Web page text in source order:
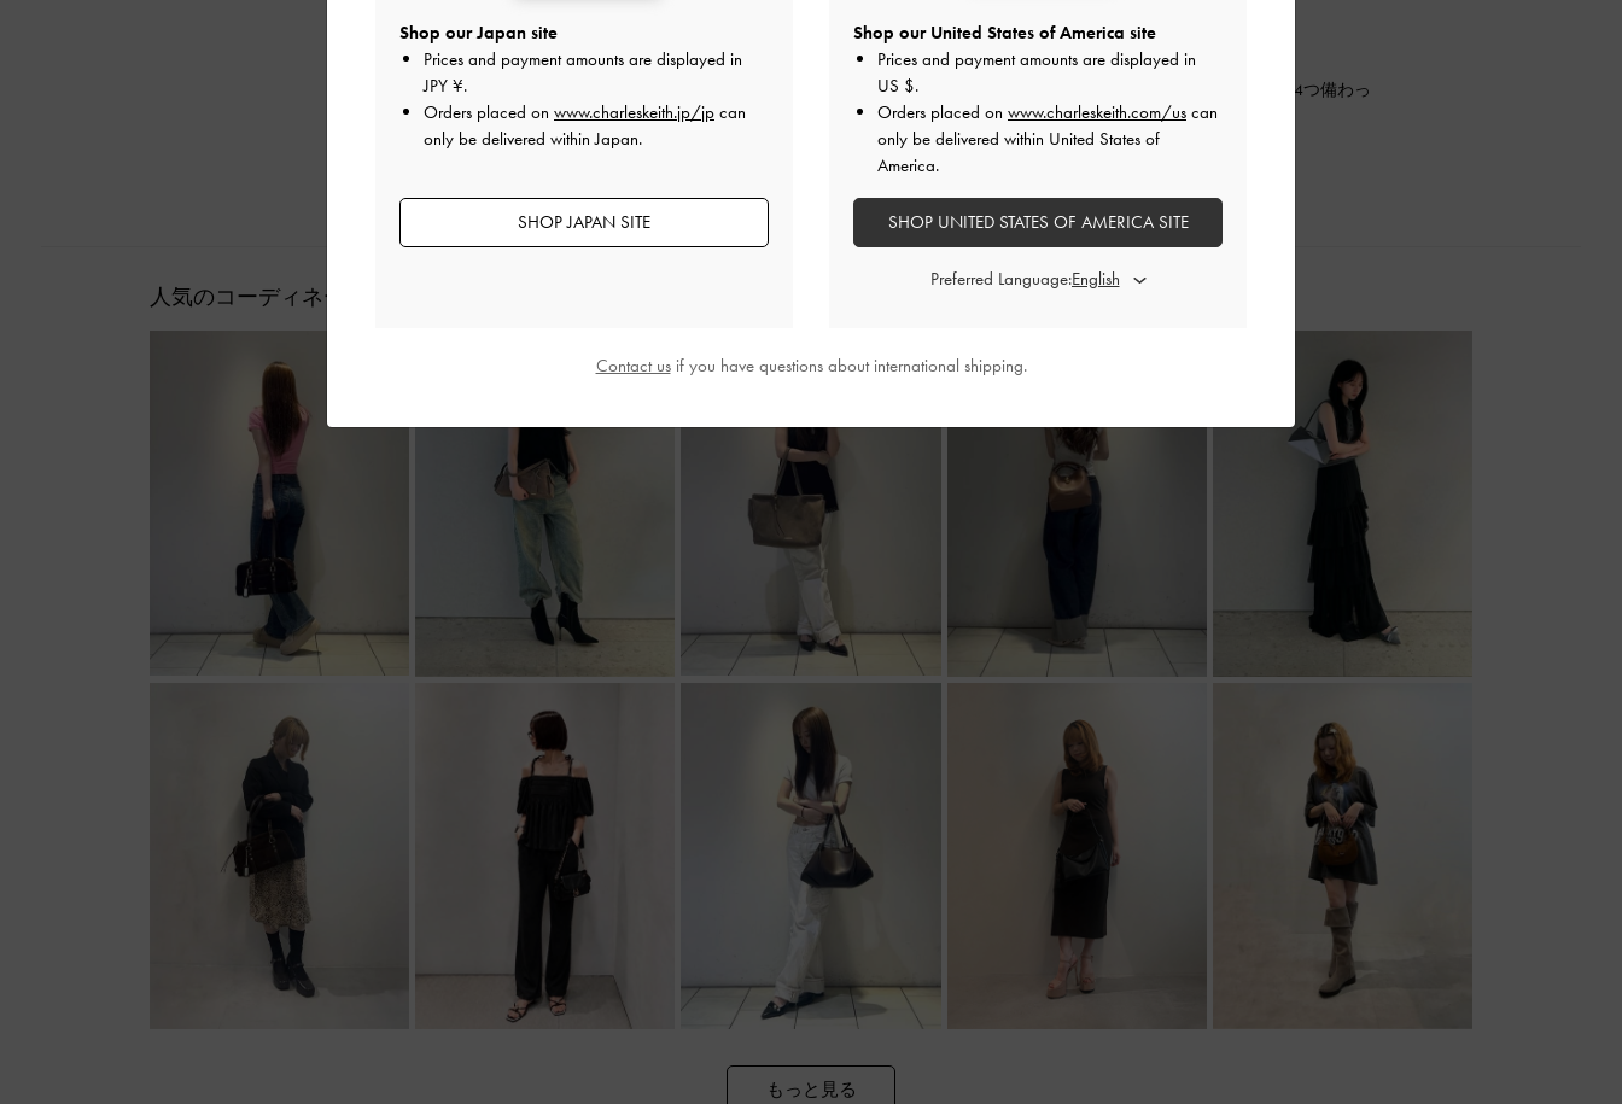
【ポーチ】
柔らかい素材で小物入れにおすすめのポーチが登場！
取り外し可能なストラップ付きで、内ポケットが中に全部で4つ備わっ
ています。
2024-11-01 にアップロード
人気のコーディネート
もっと見る
Shop our Japan site
Prices and payment amounts are displayed in
JPY ¥.
Orders placed on www.charleskeith.jp/jp can
only be delivered within Japan.
SHOP JAPAN SITE
Shop our United States of America site
Prices and payment amounts are displayed in
US $.
Orders placed on www.charleskeith.com/us can
only be delivered within United States of
America.
SHOP UNITED STATES OF AMERICA SITE
Preferred Language:
Contact usif you have questions about international shipping.